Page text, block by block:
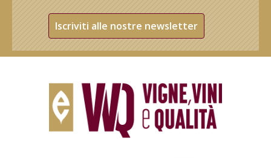
Iscriviti alle nostre newsletter